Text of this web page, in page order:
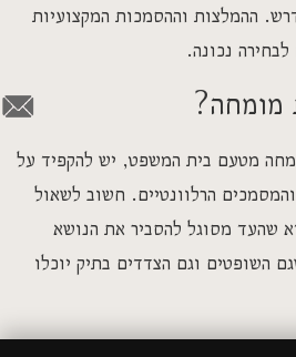
ההמלצות וההסמכות המקצועיות
נכונה.
מומחה?
מטעם בית המשפט, יש להקפיד על
הרלוונטיים. חשוב לשאול
שהעד מסוגל להסביר את הנושא
השופטים וגם הצדדים בתיק יוכלו